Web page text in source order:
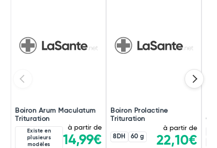
Boiron Arum Maculatum
Trituration
Existe en
plusieurs
modèles
à partir de
14,99€
Boiron Prolactine
Trituration
8DH 60 g
à partir de
22,10€